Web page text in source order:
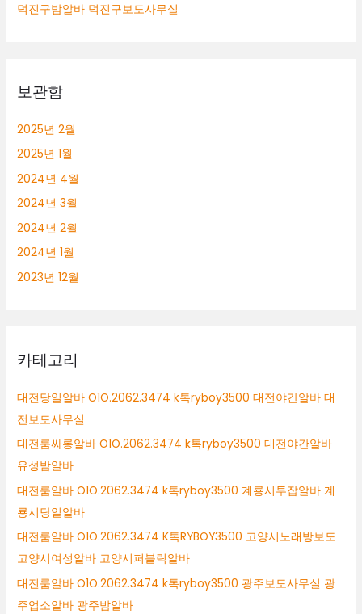
덕진구밤알바 덕진구보도사무실
보관함
2025년 2월
2025년 1월
2024년 4월
2024년 3월
2024년 2월
2024년 1월
2023년 12월
카테고리
대전당일알바 O1O.2062.3474 k톡ryboy3500 대전야간알바 대
전보도사무실
대전룸싸롱알바 O1O.2062.3474 k톡ryboy3500 대전야간알바
유성밤알바
대전룸알바 O1O.2062.3474 k톡ryboy3500 계룡시투잡알바 계
룡시당일알바
대전룸알바 O1O.2062.3474 K톡RYBOY3500 고양시노래방보도
고양시여성알바 고양시퍼블릭알바
대전룸알바 O1O.2062.3474 k톡ryboy3500 광주보도사무실 광
주업소알바 광주밤알바